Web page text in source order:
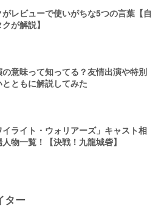
レビューで使いがちな5つの言葉【自
が解説】
の意味って知ってる？友情出演や特別
ともに解説してみた
ライト・ウォリアーズ」キャスト相
物一覧！【決戦！九龍城砦】
ター